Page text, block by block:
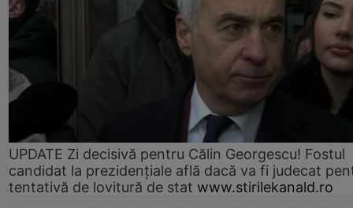
UPDATE Zi decisivă pentru Călin Georgescu! Fostul
candidat la prezidențiale află dacă va fi judecat
tentativă de lovitură de stat www.stirilekanald.ro